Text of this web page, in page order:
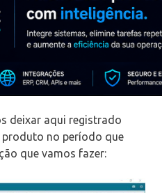
deixar aqui registrado
produto no período que
que vamos fazer: